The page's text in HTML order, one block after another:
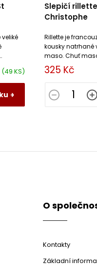
(49 KS)
Slepičí
Christophe
325 Kč
Rillette je
kousky natrhané
maso. Chuť
výpekem ze
pepřem.
O
Kontakty
Základní